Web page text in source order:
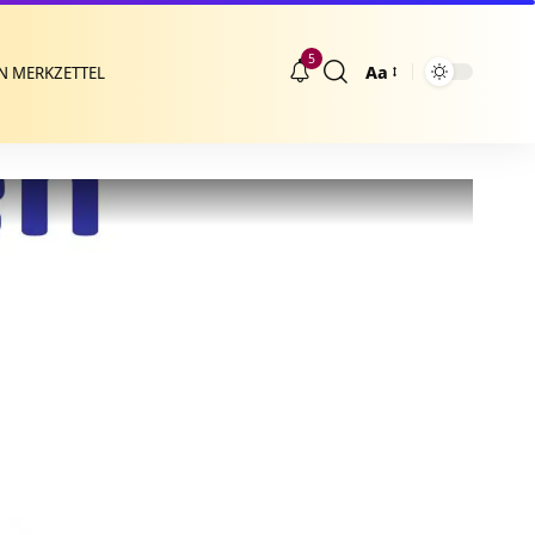
MERKZETTEL
5
Größenänderung
Aa